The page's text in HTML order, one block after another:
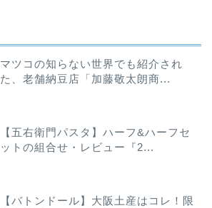
マツコの知らない世界でも紹介され
た、老舗納豆店「加藤敬太朗商...
【五右衛門パスタ】ハーフ&ハーフセ
ットの組合せ・レビュー『2...
【バトンドール】大阪土産はコレ！限